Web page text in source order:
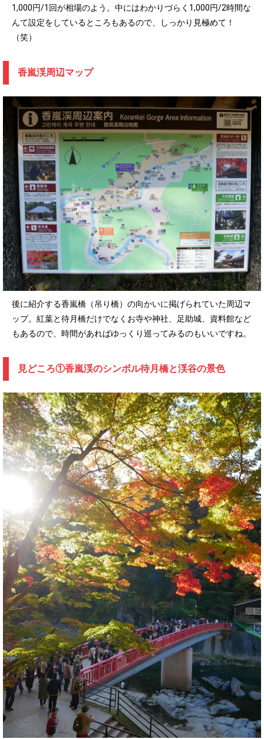
1,000円/1回が相場のよう。中にはわかりづらく1,000円/2時間な
んて設定をしているところもあるので、しっかり見極めて！
（笑）
香嵐渓周辺マップ
後に紹介する香嵐橋（吊り橋）の向かいに掲げられていた周辺マ
ップ。紅葉と待月橋だけでなくお寺や神社、足助城、資料館など
もあるので、時間があればゆっくり巡ってみるのもいいですね。
見どころ①香嵐渓のシンボル待月橋と渓谷の景色